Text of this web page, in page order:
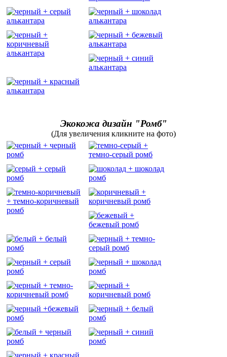
Экокожа дизайн "Ромб"
(Для увеличения кликните на фото)